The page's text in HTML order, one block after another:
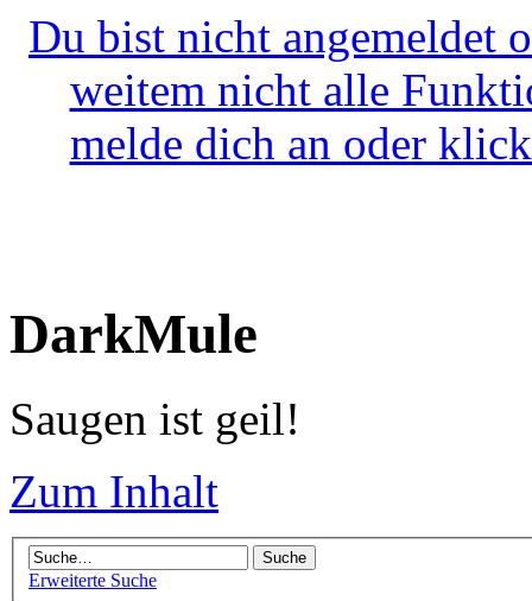
Du bist nicht angemeldet
weitem nicht alle
melde dich an oder
DarkMule
Saugen ist geil!
Zum Inhalt
Erweiterte Suche